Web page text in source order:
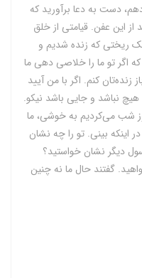
دست به دعا برآورید که
از این عفن. قیامتی از خلق
ریختی که‌ زنده شدیم و
اگر تو ما را خلاصی دهی ما
کنم. اگر با من آیید
هیچ نباشد و جایی باشد نیکو.
شب می‌کردیم به خوشی، ما
اینکه بینی. تو را چه نشان
دیگر نشان خواستید؟
گفتند حال ما نه چنین